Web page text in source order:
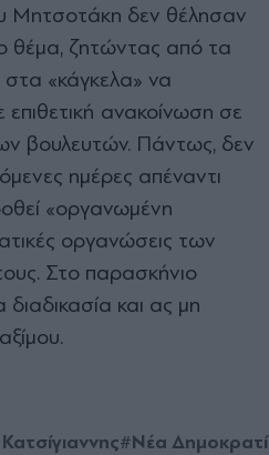
Μητσοτάκη δεν θέλησαν
θέμα, ζητώντας από τα
στα «κάγκελα» να
ανακοίνωση σε
βουλευτών. Πάντως, δεν
ημέρες απέναντι
«οργανωμένη
οργανώσεις των
Στο παρασκήνιο
διαδικασία και ας μη
#Νέα